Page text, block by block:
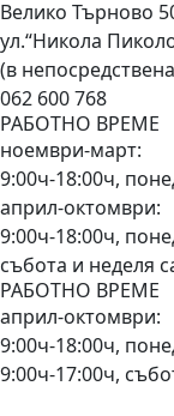
Велико Търново
ул.“Никола
(в
062 600 768
РАБОТНО ВРЕМЕ
ноември-март:
9:00ч-18:00ч,
април-октомври:
9:00ч-18:00ч,
събота и неделя
РАБОТНО ВРЕМЕ
април-октомври:
9:00ч-18:00ч,
9:00ч-17:00ч,